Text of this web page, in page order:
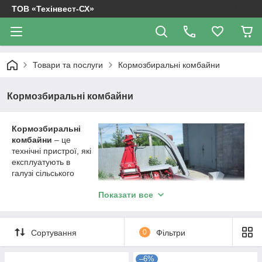
ТОВ «Техінвест-СХ»
Товари та послуги Кормозбиральні комбайни
Кормозбиральні комбайни
Кормозбиральні
комбайни – це
технічні пристрої, які
експлуатують в
галузі сільського
кормові культури, а
також прибирати і скошувати зелену масу. Після цього з цієї
маси роблять силос і сінаж.
Сьогодні такого роду прилади просто незамінні як на
Показати все
Сортування 0 Фільтри
–6%